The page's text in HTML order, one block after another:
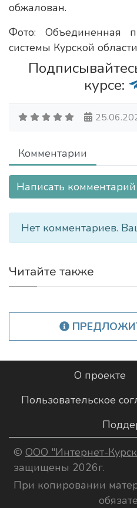
обжалован.
Фото: Объединенная
системы Курской области
курсе:
Комментарии
Написать комментарий
Нет комментариев.
Читайте также
О проекте
Пользовательское
© ООО "Интернет-
защищены 2026г.
При копировании